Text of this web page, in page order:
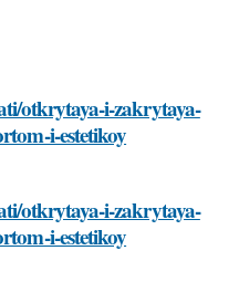
otkrytaya-i-zakrytaya-
i-estetikoy
otkrytaya-i-zakrytaya-
i-estetikoy